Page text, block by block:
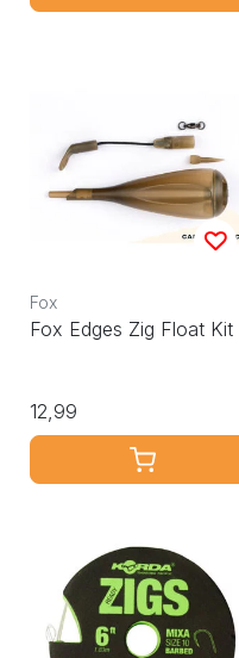
Fox
Fox Edges Zig Float Kit
12,99